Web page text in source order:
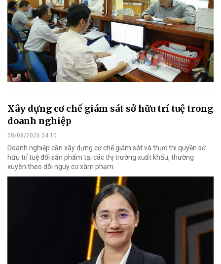
Xây dựng cơ chế giám sát sở hữu trí tuệ trong
doanh nghiệp
08/08/2026 04:10
Doanh nghiệp cần xây dựng cơ chế giám sát và thực thi quyền sở
hữu trí tuệ đối sản phẩm tại các thị trường xuất khẩu, thường
xuyên theo dõi nguy cơ xâm phạm.